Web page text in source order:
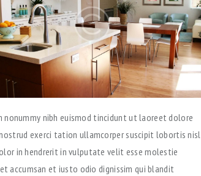
nonummy nibh euismod tincidunt ut laoreet dolore
exerci tation ullamcorper suscipit lobortis nisl
in hendrerit in vulputate velit esse molestie
accumsan et iusto odio dignissim qui blandit